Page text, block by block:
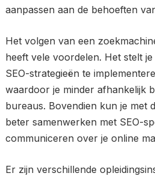
aanpassen aan de behoeften
Het volgen van een
heeft vele voordelen. Het stelt
SEO-strategieën te
waardoor je minder afhankelijk
bureaus. Bovendien kun je met
beter samenwerken met SEO-
communiceren over je online
Er zijn verschillende